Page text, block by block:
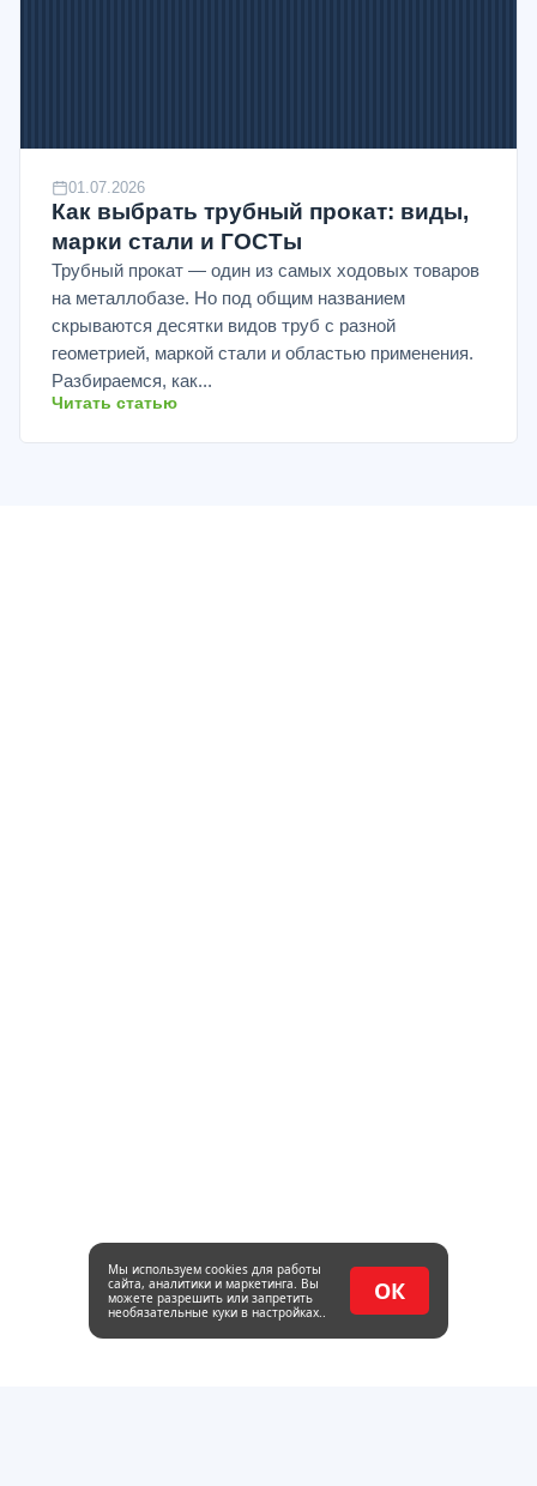
01.07.2026
Как выбрать трубный прокат: виды,
марки стали и ГОСТы
Трубный прокат — один из самых ходовых товаров
на металлобазе. Но под общим названием
скрываются десятки видов труб с разной
геометрией, маркой стали и областью применения.
Разбираемся, как...
Читать статью
Мы используем cookies для работы
сайта, аналитики и маркетинга. Вы
можете разрешить или запретить
необязательные куки в настройках..
ОК